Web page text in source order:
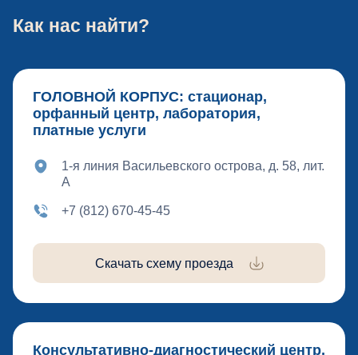
Как нас найти?
ГОЛОВНОЙ КОРПУС: стационар,
орфанный центр, лаборатория,
платные услуги
1-я линия Васильевского острова, д. 58, лит.
А
+7 (812) 670-45-45
Скачать схему проезда
Консультативно-диагностический центр,